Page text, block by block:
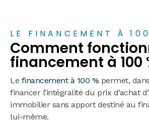
LE FINANCEMENT À
Comment
financement à 100
Le financement à 100 % permet,
financer l’intégralité du prix d’achat
immobilier sans apport destiné au
lui-même.